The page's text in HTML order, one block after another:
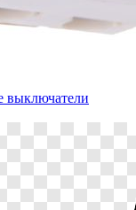
выключатели